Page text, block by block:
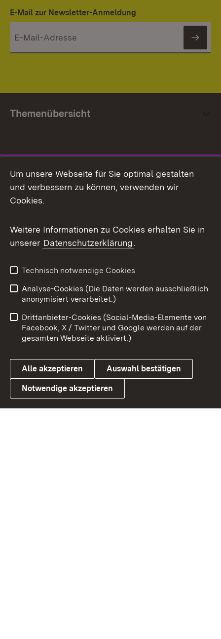
E-Mail zur Newsletter-Anmeldung
Themenübersicht
Facebook
X / Twitter
Youtube
Link zum Landesportal
Impressum
Kontakt
Barrierefreiheit
Datenschutz
Cookies
Um unsere Webseite für Sie optimal gestalten
und verbessern zu können, verwenden wir
Cookies.
Weitere Informationen zu Cookies erhalten Sie in
unserer Datenschutzerklärung.
Technisch notwendige Cookies
Analyse-Cookies (Die Daten werden ausschließlich
anonymisiert verarbeitet.)
Drittanbieter-Cookies (Social-Media-Elemente von
Facebook, X / Twitter und Google werden auf der
gesamten Webseite aktiviert.)
Alle akzeptieren Auswahl bestätigen
Notwendige akzeptieren